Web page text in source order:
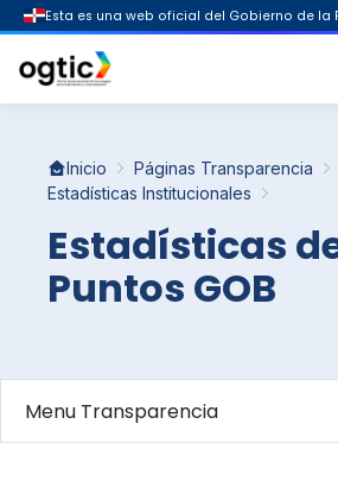
Inicio
Páginas Transparencia
Estadísticas Institucionales
Estadísticas
Puntos GOB
Menu Transparencia